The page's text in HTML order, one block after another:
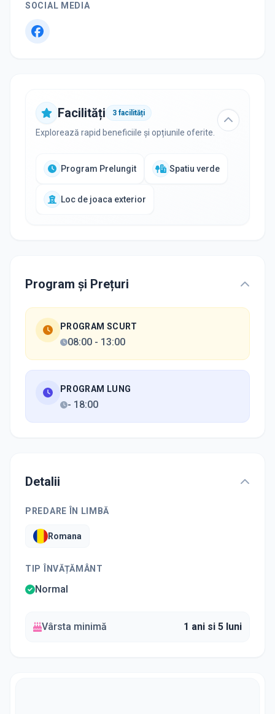
SOCIAL MEDIA
Facilități 3 facilități
Explorează rapid beneficiile și opțiunile oferite.
Program Prelungit Spatiu verde
Loc de joaca exterior
Program și Prețuri
PROGRAM SCURT
08:00 - 13:00
PROGRAM LUNG
- 18:00
Detalii
PREDARE ÎN LIMBĂ
Romana
TIP ÎNVĂȚĂMÂNT
Normal
Vârsta minimă 1 ani si 5 luni